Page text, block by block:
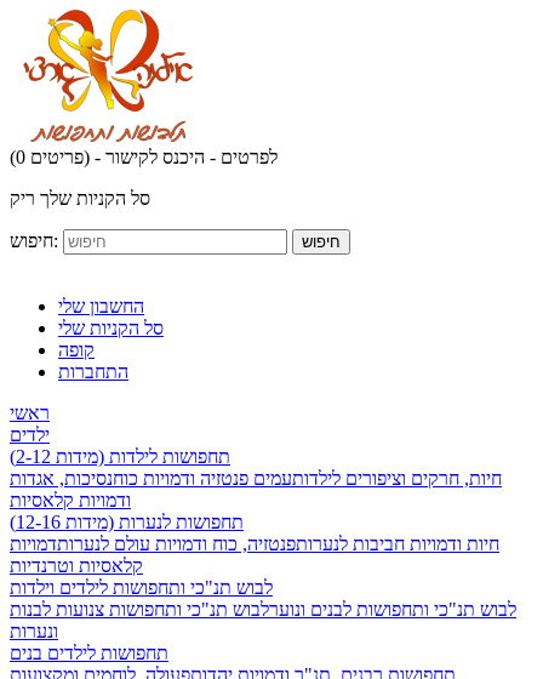
(0 פריטים) - לפרטים - היכנס לקישור
סל הקניות שלך ריק
חיפוש: חיפוש
החשבון שלי
סל הקניות שלי
קופה
התחברות
ראשי
ילדים
תחפושות לילדות (מידות 2-12)
חיות, חרקים וציפורים לילדותעמים פנטזיה ודמויות כוחנסיכות, אגדות
ודמויות קלאסיות
תחפושות לנערות (מידות 12-16)
חיות ודמויות חביבות לנערותפנטזיה, כוח ודמויות עולם לנערותדמויות
קלאסיות וטרנדיות
לבוש תנ"כי ותחפושות לילדים וילדות
לבוש תנ"כי ותחפושות לבנים ונוערלבוש תנ"כי ותחפושות צנועות לבנות
ונערות
תחפושות לילדים בנים
תחפושות רבנים, תנ"ך ודמויות יהדותפעולה, לוחמים ומקצועות